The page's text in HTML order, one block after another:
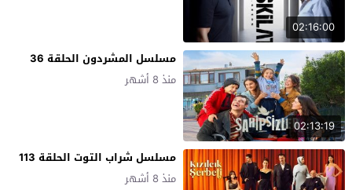
02:16:00
02:13:19
مسلسل المشردون الحلقة 36
منذ 8 أشهر
مسلسل شراب التوت الحلقة 113
منذ 8 أشهر